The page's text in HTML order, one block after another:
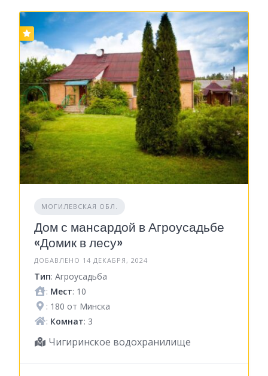
МОГИЛЕВСКАЯ ОБЛ.
Дом с мансардой в Агроусадьбе
«Домик в лесу»
ДОБАВЛЕНО 14 ДЕКАБРЯ, 2024
Тип: Агроусадьба
: Мест: 10
: 180 от Минска
: Комнат: 3
Чигиринское водохранилище